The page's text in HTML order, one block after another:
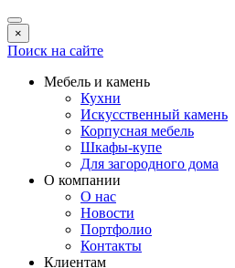
×
Поиск на сайте
Мебель и камень
Кухни
Искусственный камень
Корпусная мебель
Шкафы-купе
Для загородного дома
О компании
О нас
Новости
Портфолио
Контакты
Клиентам